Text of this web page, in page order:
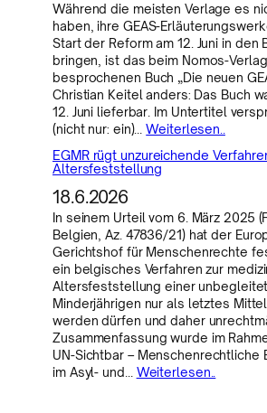
Während die meisten Verlage es
haben, ihre GEAS-
Start der Reform am 12. Juni in den
bringen, ist das beim Nomos-
besprochenen Buch „Die neuen
Christian Keitel anders: Das Buch
12. Juni lieferbar. Im Untertitel
(nicht nur: ein)…Weiterlesen..
EGMR rügt unzureichende
Altersfeststellung
18.6.2026
In seinem Urteil vom 6. März 2025
Belgien, Az. 47836/21) hat der
Gerichtshof für Menschenrechte
ein belgisches Verfahren zur
Altersfeststellung einer
Minderjährigen nur als letztes
werden dürfen und daher
Zusammenfassung wurde im
UN-Sichtbar – Menschenrechtliche
im Asyl- und… Weiterlesen..